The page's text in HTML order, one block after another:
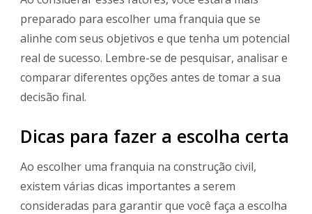
preparado para escolher uma franquia que se
alinhe com seus objetivos e que tenha um potencial
real de sucesso. Lembre-se de pesquisar, analisar e
comparar diferentes opções antes de tomar a sua
decisão final.
Dicas para fazer a escolha certa
Ao escolher uma franquia na construção civil,
existem várias dicas importantes a serem
consideradas para garantir que você faça a escolha